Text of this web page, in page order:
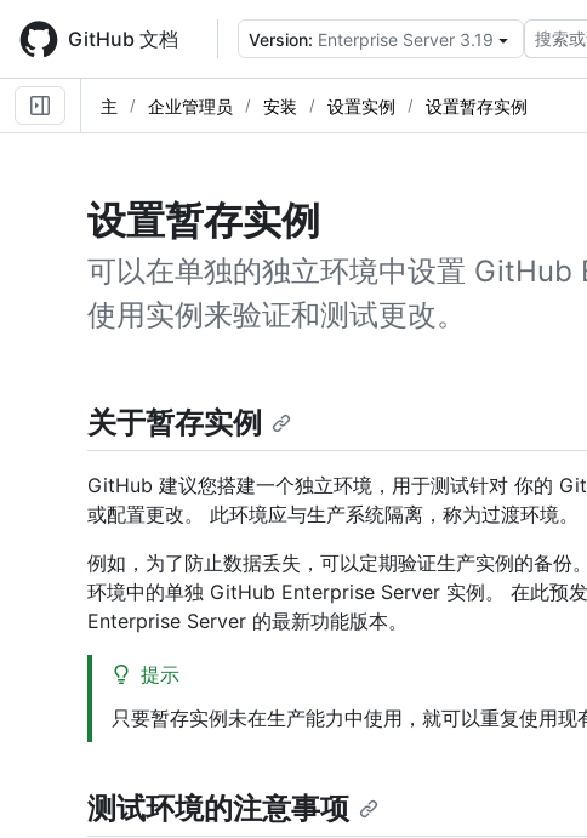
main
content
GitHub 文档 Version: Enterprise Server 3.19 搜索
主 企业管理员 安装 设置实例 设置暂存实例
设置暂存实例
可以在单独的独立环境中设置
使用实例来验证和测试更改。
关于暂存实例
GitHub 建议您搭建一个独立环境，用于测试针对 你的
或配置更改。 此环境应与生产系统隔离，称为过渡环境。
例如，为了防止数据丢失，可以定期验证生产实例的备份
环境中的单独 GitHub Enterprise Server 实例。 在此预
Enterprise Server 的最新功能版本。
提示
只要暂存实例未在生产能力中使用，就可以重复使用
测试环境的注意事项